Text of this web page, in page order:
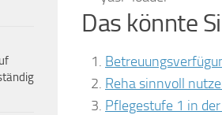
Das könnte
Reha sinnvoll
Pflegestufe 1 in